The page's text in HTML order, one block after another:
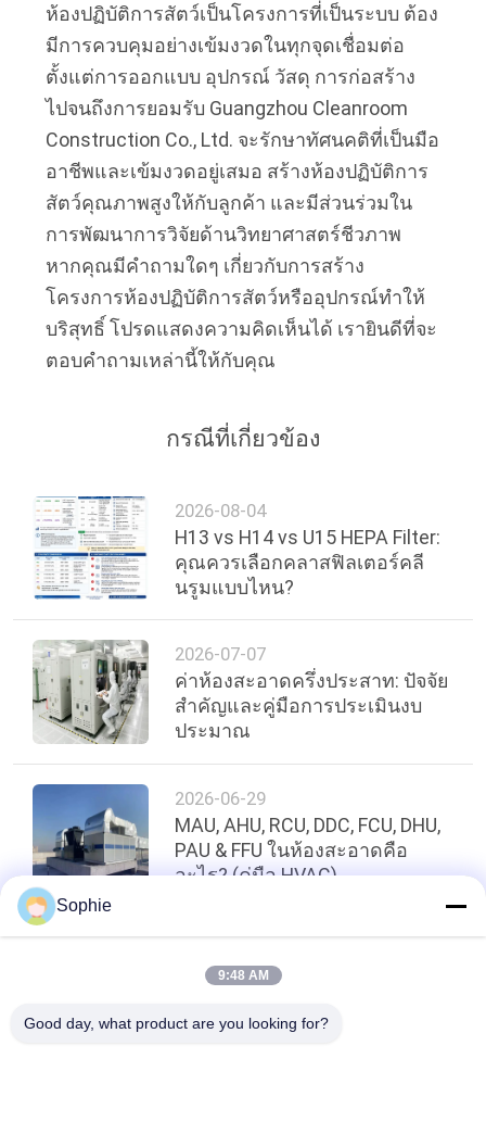
ห้องปฏิบัติการสัตว์เป็นโครงการที่เป็นระบบ ต้อง
มีการควบคุมอย่างเข้มงวดในทุกจุดเชื่อมต่อ
ตั้งแต่การออกแบบ อุปกรณ์ วัสดุ การก่อสร้าง
ไปจนถึงการยอมรับ Guangzhou Cleanroom
Construction Co., Ltd. จะรักษาทัศนคติที่เป็นมือ
อาชีพและเข้มงวดอยู่เสมอ สร้างห้องปฏิบัติการ
สัตว์คุณภาพสูงให้กับลูกค้า และมีส่วนร่วมใน
การพัฒนาการวิจัยด้านวิทยาศาสตร์ชีวภาพ
หากคุณมีคำถามใดๆ เกี่ยวกับการสร้าง
โครงการห้องปฏิบัติการสัตว์หรืออุปกรณ์ทำให้
บริสุทธิ์ โปรดแสดงความคิดเห็นได้ เรายินดีที่จะ
ตอบคำถามเหล่านี้ให้กับคุณ
กรณีที่เกี่ยวข้อง
2026-08-04
H13 vs H14 vs U15 HEPA Filter:
คุณควรเลือกคลาสฟิลเตอร์คลี
นรูมแบบไหน?
2026-07-07
ค่าห้องสะอาดครึ่งประสาท: ปัจจัย
สําคัญและคู่มือการประเมินงบ
ประมาณ
2026-06-29
MAU, AHU, RCU, DDC, FCU, DHU,
PAU & FFU ในห้องสะอาดคือ
อะไร? (คู่มือ HVAC)
ด้านบน
Sophie
9:48 AM
Good day, what product are you looking for?